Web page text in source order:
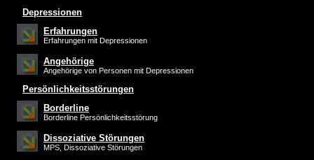
Depressionen
Erfahrungen
Erfahrungen mit Depressionen
Angehörige
Angehörige von Personen mit Depressionen
Persönlichkeitsstörungen
Borderline
Borderline Persönlichkeitsstörung
Dissoziative Störungen
MPS, Dissoziative Störungen